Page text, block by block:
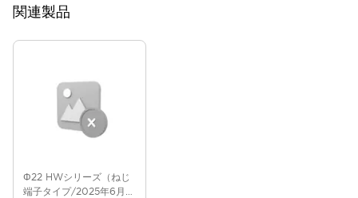
関連製品
Φ22 HWシリーズ（ねじ
端子タイプ/2025年6月版